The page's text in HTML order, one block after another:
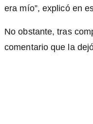
era mío”, explicó en
No obstante, tras
comentario que la